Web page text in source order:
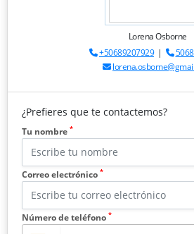
Lorena Osborne
+50689207929|
¿Prefieres que te contactemos?
Tu nombre *
Correo electrónico *
Número de teléfono *